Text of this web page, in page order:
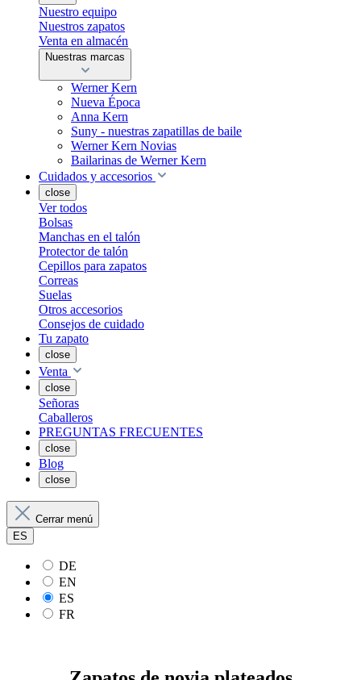
Nuestro equipo
Nuestros zapatos
Venta en almacén
Nuestras marcas
Werner Kern
Nueva Época
Anna Kern
Suny - nuestras zapatillas de baile
Werner Kern Novias
Bailarinas de Werner Kern
Cuidados y accesorios
close
Ver todos
Bolsas
Manchas en el talón
Protector de talón
Cepillos para zapatos
Correas
Suelas
Otros accesorios
Consejos de cuidado
Tu zapato
close
Venta
close
Señoras
Caballeros
PREGUNTAS FRECUENTES
close
Blog
close
Cerrar menú
ES
DE
EN
ES
FR